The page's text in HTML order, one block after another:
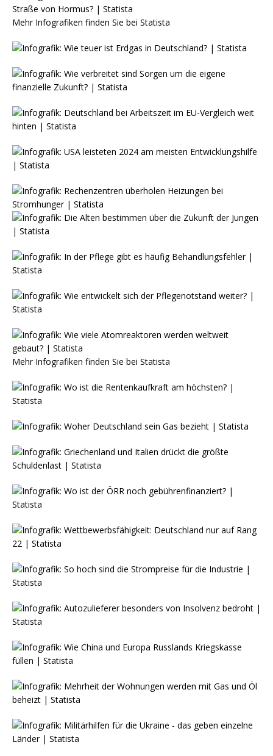
Mehr Infografiken finden Sie bei Statista
Mehr Infografiken finden Sie bei Statista